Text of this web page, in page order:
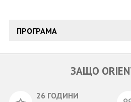
ПРОГРАМА
ЗАЩО
26 ГОДИНИ